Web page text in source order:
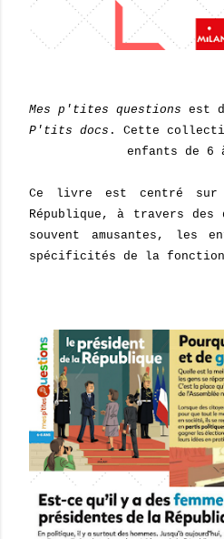
Mes p'tites questions est
P'tits docs . Cette
enfants de 6
Ce livre est centré
République, à travers des
souvent amusantes, les
spécificités de la